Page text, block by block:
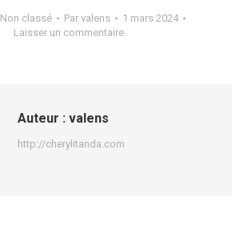
Non classé Par valens
1 mars 2024
Laisser un commentaire
Auteur : valens
http://cherylitanda.com